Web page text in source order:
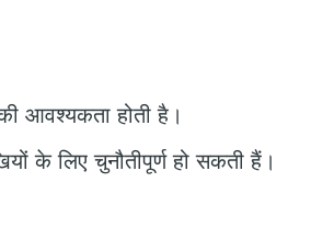
आवश्यकता होती है।
के लिए चुनौतीपूर्ण हो सकती हैं।